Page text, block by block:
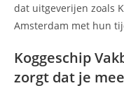
dat uitgeverijen zoals
Amsterdam met hun
Koggeschip
zorgt dat je